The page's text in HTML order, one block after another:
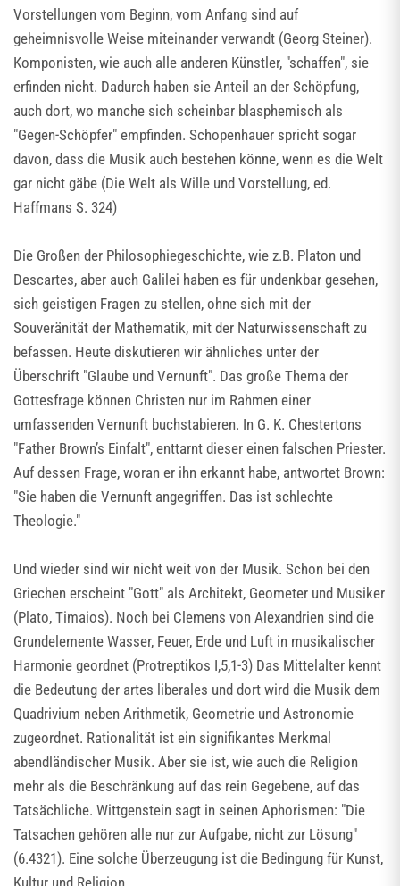
Vorstellungen vom Beginn, vom Anfang sind auf
geheimnisvolle Weise miteinander verwandt (Georg Steiner).
Komponisten, wie auch alle anderen Künstler, "schaffen", sie
erfinden nicht. Dadurch haben sie Anteil an der Schöpfung,
auch dort, wo manche sich scheinbar blasphemisch als
"Gegen-Schöpfer" empfinden. Schopenhauer spricht sogar
davon, dass die Musik auch bestehen könne, wenn es die Welt
gar nicht gäbe (Die Welt als Wille und Vorstellung, ed.
Haffmans S. 324)
Die Großen der Philosophiegeschichte, wie z.B. Platon und
Descartes, aber auch Galilei haben es für undenkbar gesehen,
sich geistigen Fragen zu stellen, ohne sich mit der
Souveränität der Mathematik, mit der Naturwissenschaft zu
befassen. Heute diskutieren wir ähnliches unter der
Überschrift "Glaube und Vernunft". Das große Thema der
Gottesfrage können Christen nur im Rahmen einer
umfassenden Vernunft buchstabieren. In G. K. Chestertons
"Father Brown’s Einfalt", enttarnt dieser einen falschen Priester.
Auf dessen Frage, woran er ihn erkannt habe, antwortet Brown:
"Sie haben die Vernunft angegriffen. Das ist schlechte
Theologie."
Und wieder sind wir nicht weit von der Musik. Schon bei den
Griechen erscheint "Gott" als Architekt, Geometer und Musiker
(Plato, Timaios). Noch bei Clemens von Alexandrien sind die
Grundelemente Wasser, Feuer, Erde und Luft in musikalischer
Harmonie geordnet (Protreptikos I,5,1-3) Das Mittelalter kennt
die Bedeutung der artes liberales und dort wird die Musik dem
Quadrivium neben Arithmetik, Geometrie und Astronomie
zugeordnet. Rationalität ist ein signifikantes Merkmal
abendländischer Musik. Aber sie ist, wie auch die Religion
mehr als die Beschränkung auf das rein Gegebene, auf das
Tatsächliche. Wittgenstein sagt in seinen Aphorismen: "Die
Tatsachen gehören alle nur zur Aufgabe, nicht zur Lösung"
(6.4321). Eine solche Überzeugung ist die Bedingung für Kunst,
Kultur und Religion.